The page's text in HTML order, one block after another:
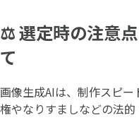
⚖️ 選定時の注意
て
画像生成AIは、制作スピ
権やなりすましなどの法的